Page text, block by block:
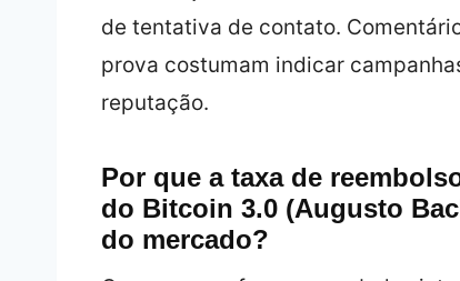
de tentativa de contato.
prova costumam indicar
reputação.
Por que a taxa de
do Bitcoin 3.0 (Augusto
do mercado?